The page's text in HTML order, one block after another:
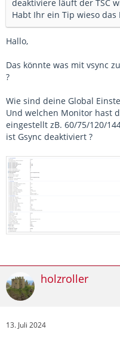
deaktiviere läuft der TSC
Habt Ihr ein Tip wieso
Hallo,
Das könnte was mit vsync
?
Wie sind deine Global
Und welchen Monitor hast
eingestellt zB. 60/75/120/
ist Gsync deaktiviert ?
holzroller
13. Juli 2024